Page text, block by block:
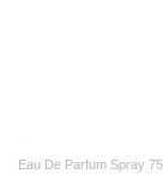
Eau De Parfum Spray